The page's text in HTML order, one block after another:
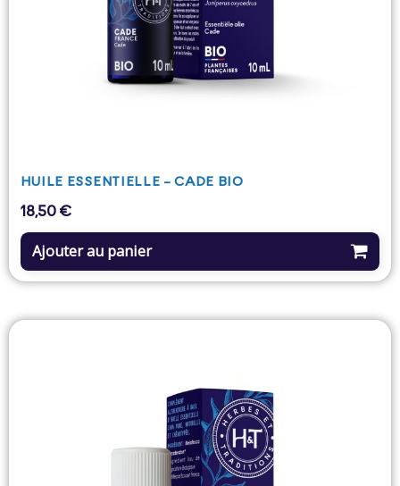
HUILE ESSENTIELLE - CADE BIO
Prix
18,50 €
Ajouter au panier